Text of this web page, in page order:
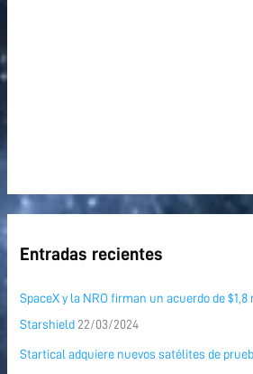
Entradas recientes
SpaceX y la NRO firman un acuerdo de
Starshield 22/03/2024
Startical adquiere nuevos satélites de